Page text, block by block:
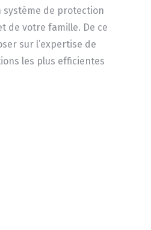
système de protection
de votre famille. De ce
sur l’expertise de
les plus efficientes